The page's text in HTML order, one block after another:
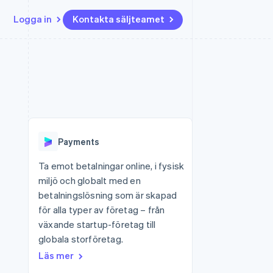
Logga in Kontakta säljteamet
plattformar
Radar
Bolagsbildning för startups
Climate
Koldioxidinfångning
Identity
Identitetsverifiering online
API-status
Payments
Ta emot betalningar online, i fysisk
miljö och globalt med en
betalningslösning som är skapad
för alla typer av företag – från
växande startup-företag till
globala storföretag.
Läs mer